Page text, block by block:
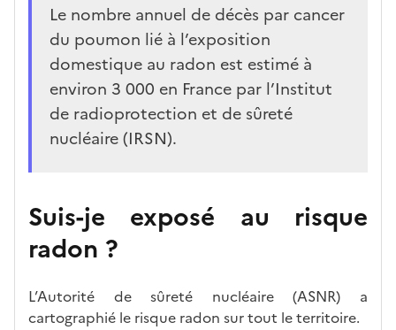
Le nombre annuel de décès par cancer
du poumon lié à l’exposition
domestique au radon est estimé à
environ 3 000 en France par l’Institut
de radioprotection et de sûreté
nucléaire (IRSN).
Suis-je exposé au risque
radon ?
L’Autorité de sûreté nucléaire (ASNR) a
cartographié le risque radon sur tout le territoire.